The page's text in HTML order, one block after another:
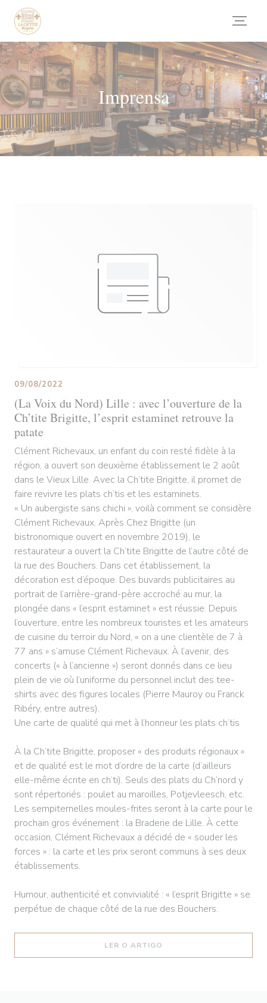
Painel de Gerenciamento de Cookies
Imprensa
(La Voix du Nord) Lille : avec l’ouverture de la
Ch’tite Brigitte, l’esprit estaminet retrouve la
patate
09/08/2022
Clément Richevaux, un enfant du coin resté fidèle à la
région, a ouvert son deuxième établissement le 2 août
dans le Vieux Lille. Avec la Ch’tite Brigitte, il promet de
faire revivre les plats ch’tis et les estaminets.
« Un aubergiste sans chichi », voilà comment se considère
Clément Richevaux. Après Chez Brigitte (un
bistronomique ouvert en novembre 2019), le
restaurateur a ouvert la Ch’tite Brigitte de l’autre côté de
la rue des Bouchers. Dans cet établissement, la
décoration est d’époque. Des buvards publicitaires au
portrait de l’arrière-grand-père accroché au mur, la
plongée dans « l’esprit estaminet » est réussie. Depuis
l’ouverture, entre les nombreux touristes et les amateurs
de cuisine du terroir du Nord, « on a une clientèle de 7 à
77 ans » s’amuse Clément Richevaux. À l’avenir, des
concerts (« à l’ancienne ») seront donnés dans ce lieu
plein de vie où l’uniforme du personnel inclut des tee-
shirts avec des figures locales (Pierre Mauroy ou Franck
Ribéry, entre autres).
Une carte de qualité qui met à l’honneur les plats ch’tis
À la Ch’tite Brigitte, proposer « des produits régionaux »
et de qualité est le mot d’ordre de la carte (d’ailleurs
elle-même écrite en ch’ti). Seuls des plats du Ch’nord y
sont répertoriés : poulet au maroilles, Potjevleesch, etc.
Les sempiternelles moules-frites seront à la carte pour le
prochain gros événement : la Braderie de Lille. À cette
occasion, Clément Richevaux a décidé de « souder les
forces » : la carte et les prix seront communs à ses deux
établissements.
Humour, authenticité et convivialité : « l’esprit Brigitte » se
perpétue de chaque côté de la rue des Bouchers.
LER O ARTIGO